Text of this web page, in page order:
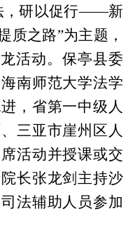
，研以促行——新
质之路”为主题，
活动。保亭县委
南师范大学法学
，省第一中级人
三亚市崖州区人
活动并授课或交
长张龙剑主持沙
法辅助人员参加